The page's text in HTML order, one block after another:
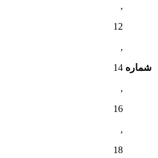
شماره
,
12
,
14
,
16
,
18